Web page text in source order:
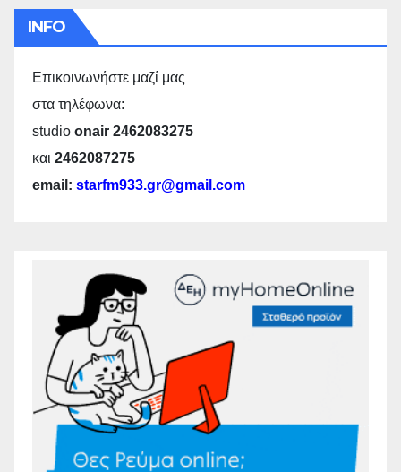
INFO
Επικοινωνήστε μαζί μας
στα τηλέφωνα:
studio onair 2462083275
και 2462087275
email: starfm933.gr@gmail.com